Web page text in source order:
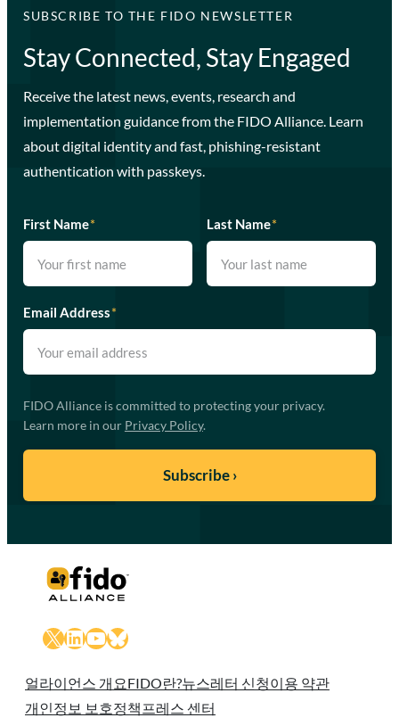
SUBSCRIBE TO THE FIDO NEWSLETTER
Stay Connected, Stay Engaged
Receive the latest news, events, research and
implementation guidance from the FIDO Alliance. Learn
about digital identity and fast, phishing-resistant
authentication with passkeys.
First Name* Last Name*
Email Address*
FIDO Alliance is committed to protecting your privacy.
Learn more in our Privacy Policy.
X LinkedIn
YouTube
Bluesky
얼라이언스 개요FIDO란?뉴스레터 신청이용 약관
개인정보 보호정책 프레스 센터